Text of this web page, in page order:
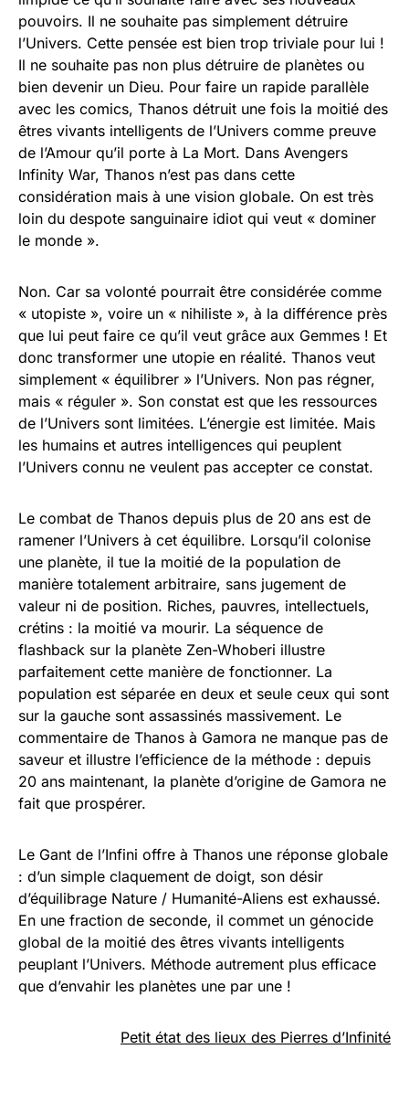
pouvoirs. Il ne souhaite pas simplement détruire
l’Univers. Cette pensée est bien trop triviale pour lui !
Il ne souhaite pas non plus détruire de planètes ou
bien devenir un Dieu. Pour faire un rapide parallèle
avec les comics, Thanos détruit une fois la moitié des
êtres vivants intelligents de l’Univers comme preuve
de l’Amour qu’il porte à La Mort. Dans Avengers
Infinity War, Thanos n’est pas dans cette
considération mais à une vision globale. On est très
loin du despote sanguinaire idiot qui veut « dominer
le monde ».
Non. Car sa volonté pourrait être considérée comme
« utopiste », voire un « nihiliste », à la différence près
que lui peut faire ce qu’il veut grâce aux Gemmes ! Et
donc transformer une utopie en réalité. Thanos veut
simplement « équilibrer » l’Univers. Non pas régner,
mais « réguler ». Son constat est que les ressources
de l’Univers sont limitées. L’énergie est limitée. Mais
les humains et autres intelligences qui peuplent
l’Univers connu ne veulent pas accepter ce constat.
Le combat de Thanos depuis plus de 20 ans est de
ramener l’Univers à cet équilibre. Lorsqu’il colonise
une planète, il tue la moitié de la population de
manière totalement arbitraire, sans jugement de
valeur ni de position. Riches, pauvres, intellectuels,
crétins : la moitié va mourir. La séquence de
flashback sur la planète Zen-Whoberi illustre
parfaitement cette manière de fonctionner. La
population est séparée en deux et seule ceux qui sont
sur la gauche sont assassinés massivement. Le
commentaire de Thanos à Gamora ne manque pas de
saveur et illustre l’efficience de la méthode : depuis
20 ans maintenant, la planète d’origine de Gamora ne
fait que prospérer.
Le Gant de l’Infini offre à Thanos une réponse globale
: d’un simple claquement de doigt, son désir
d’équilibrage Nature / Humanité-Aliens est exhaussé.
En une fraction de seconde, il commet un génocide
global de la moitié des êtres vivants intelligents
peuplant l’Univers. Méthode autrement plus efficace
que d’envahir les planètes une par une !
Petit état des lieux des Pierres d’Infinité